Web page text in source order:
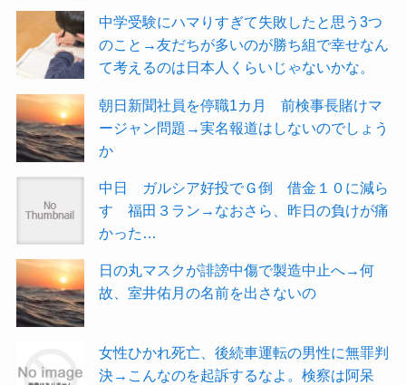
中学受験にハマりすぎて失敗したと思う3つ
のこと→友だちが多いのが勝ち組で幸せなん
て考えるのは日本人くらいじゃないかな。
朝日新聞社員を停職1カ月 前検事長賭けマ
ージャン問題→実名報道はしないのでしょう
か
中日 ガルシア好投でＧ倒 借金１０に減ら
す 福田３ラン→なおさら、昨日の負けが痛
かった…
日の丸マスクが誹謗中傷で製造中止へ→何
故、室井佑月の名前を出さないの
女性ひかれ死亡、後続車運転の男性に無罪判
決→こんなのを起訴するなよ。検察は阿呆